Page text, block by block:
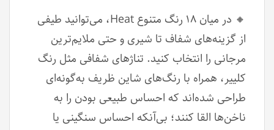
🔸 در میان ۱۸ رنگ متنوع Heat، می‌توانید طیفی
از گزینه‌های شفاف‌ تا شیری و حتی ملایم‌ترین
مرجانی را انتخاب کنید. تناژهای شفافی مثل رنگ
کلییر، همراه با رنگ‌های شاین ظریف به‌گونه‌ای
طراحی شده‌اند که احساس طبیعی بودن را به
ناخن‌ها القا کنند؛ بی‌آنکه احساس سنگینی یا